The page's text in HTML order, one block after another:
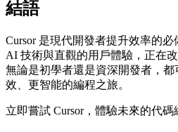
結語
Cursor 是現代開發者提升效率的
AI 技術與直觀的用戶體驗，正在
無論是初學者還是資深開發者，都
效、更智能的編程之旅。
立即嘗試 Cursor，體驗未來的代碼